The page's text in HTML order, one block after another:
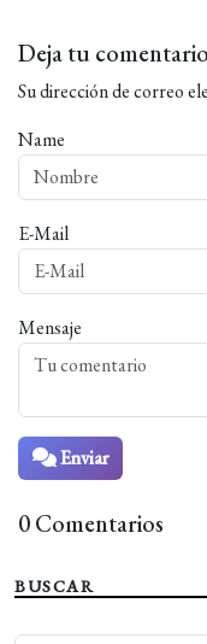
Deja tu comentario
Su dirección de correo
Name
E-Mail
Mensaje
Enviar
0 Comentarios
BUSCAR